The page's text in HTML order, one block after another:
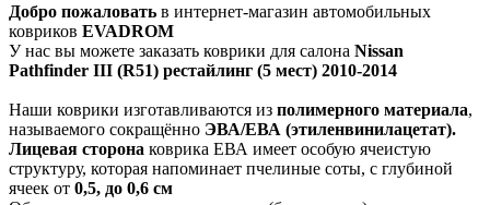
Добро пожаловать в интернет-магазин автомобильных
ковриков EVADROM
У нас вы можете заказать коврики для салона Nissan
Pathfinder III (R51) рестайлинг (5 мест) 2010-2014
Наши коврики изготавливаются из полимерного материала,
называемого сокращённо ЭВА/ЕВА (этиленвинилацетат).
Лицевая сторона коврика ЕВА имеет особую ячеистую
структуру, которая напоминает пчелиные соты, с глубиной
ячеек от 0,5, до 0,6 см